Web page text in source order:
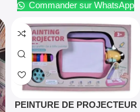
Commander sur WhatsApp
PEINTURE DE PROJECTEUR